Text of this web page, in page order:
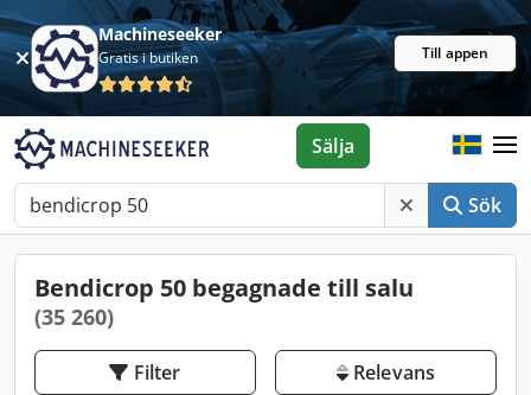
Machineseeker
Gratis i butiken Till appen
Sök
Sälja
Bendicrop 50 begagnade till salu
(35 260)
Filter Relevans